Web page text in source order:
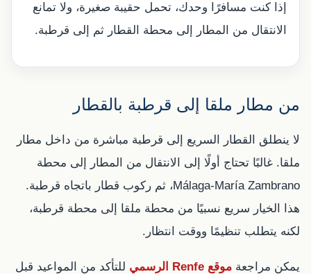
إذا كنت مسافرًا وحدك، تحمل حقيبة صغيرة، ولا تمانع
الانتقال من المطار إلى محطة القطار ثم إلى قرطبة.
من مطار ملقا إلى قرطبة بالقطار
لا ينطلق القطار السريع إلى قرطبة مباشرة من داخل مطار
ملقا. غالبًا تحتاج أولًا إلى الانتقال من المطار إلى محطة
Málaga-María Zambrano، ثم ركوب قطار باتجاه قرطبة.
هذا الخيار سريع نسبيًا من محطة ملقا إلى محطة قرطبة،
لكنه يتطلب تنظيمًا ووقت انتظار.
يمكن مراجعة موقع Renfe الرسمي
للتأكد من المواعيد قبل